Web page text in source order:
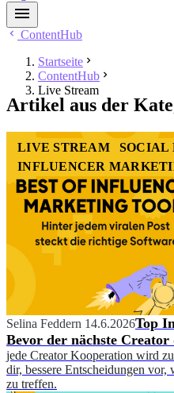
ContentHub
Startseite
ContentHub
Live Stream
Artikel aus der
LIVE STREAM
SOCIAL
INFLUENCER
Selina Feddern 14.6.2026Top
Bevor der nächste
jede Creator Kooperation wird
dir, bessere Entscheidungen
zu treffen.